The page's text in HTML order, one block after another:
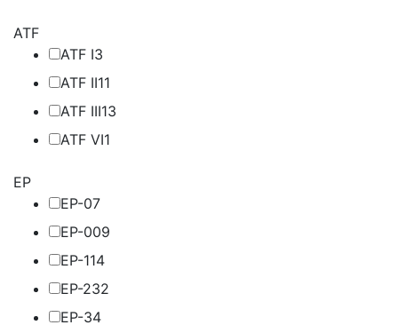
ATF
ATF I3
ATF II11
ATF III13
ATF VI1
EP
EP-07
EP-009
EP-114
EP-232
EP-34